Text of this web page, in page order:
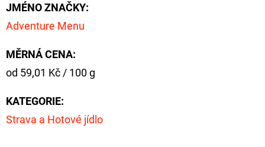
JMÉNO ZNAČKY:
Adventure Menu
MĚRNÁ CENA:
Měrná
od 59,01 Kč / 100 g
KATEGORIE:
Strava a Hotové jídlo